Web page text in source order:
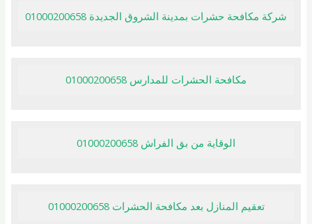
شركة مكافحة حشرات بمدينة الشروق الجديدة 01000200658
مكافحة الحشرات للمدارس 01000200658
الوقاية من بق الفراش 01000200658
تعقيم المنازل بعد مكافحة الحشرات 01000200658